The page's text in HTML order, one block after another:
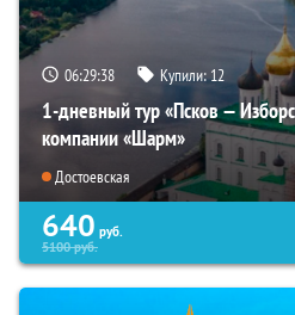
06:29:37 Купили:12
1-дневный тур «Псков —
компании «Шарм»
Достоевская
640 руб.
5100руб.